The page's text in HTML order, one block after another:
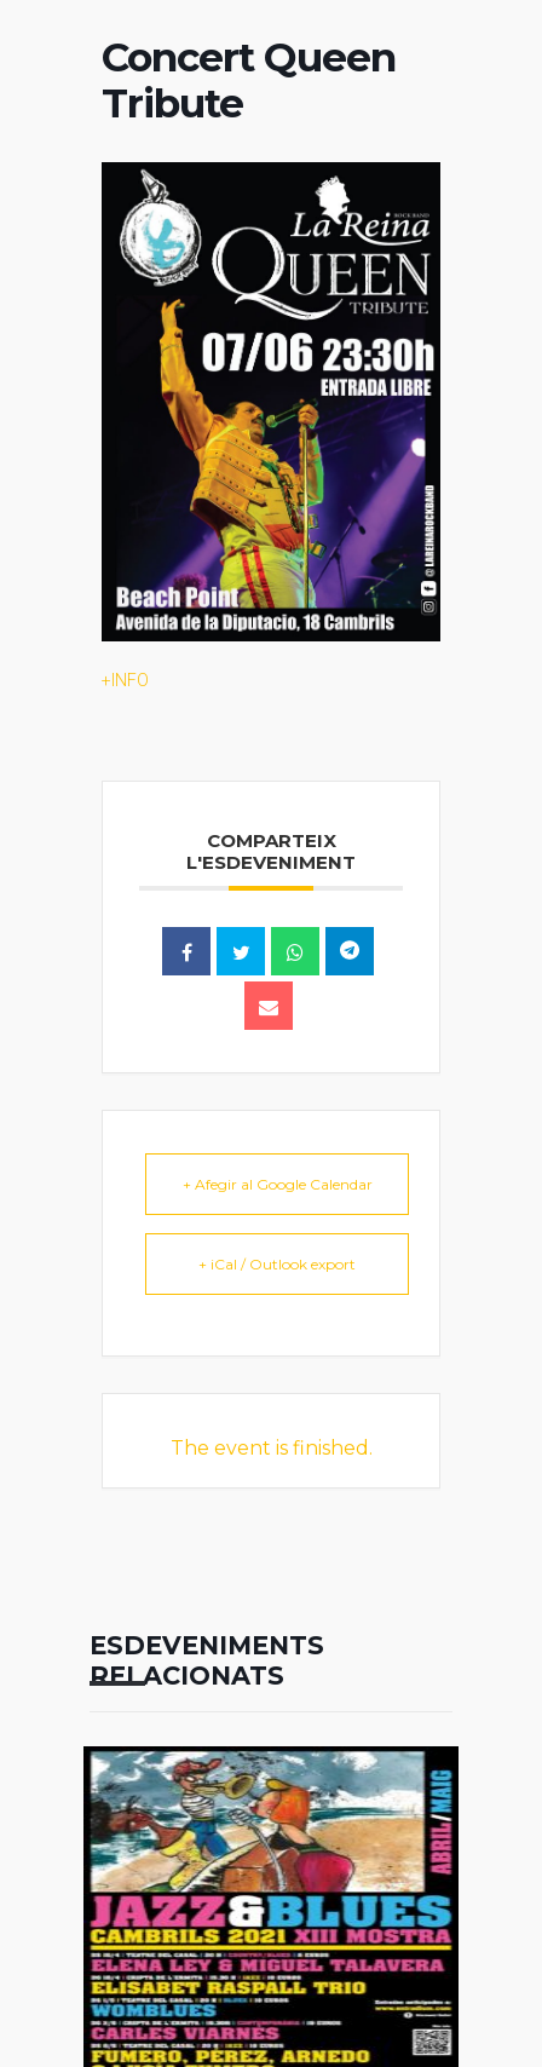
Concert Queen
Tribute
+INFO
COMPARTEIX
L'ESDEVENIMENT
+ Afegir al Google Calendar
+ iCal / Outlook export
The event is finished.
ESDEVENIMENTS
RELACIONATS